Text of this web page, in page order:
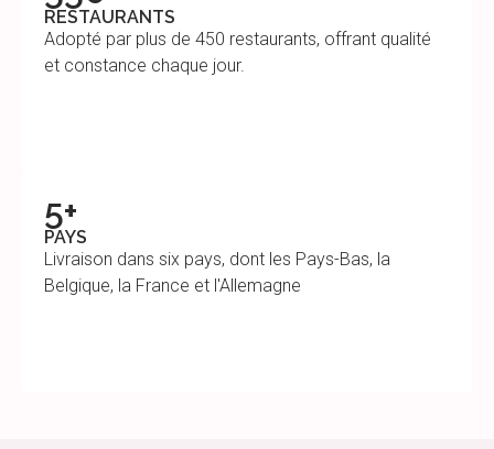
RESTAURANTS
Adopté par plus de 450 restaurants, offrant qualité
et constance chaque jour.
5+
PAYS
Livraison dans six pays, dont les Pays-Bas, la
Belgique, la France et l'Allemagne